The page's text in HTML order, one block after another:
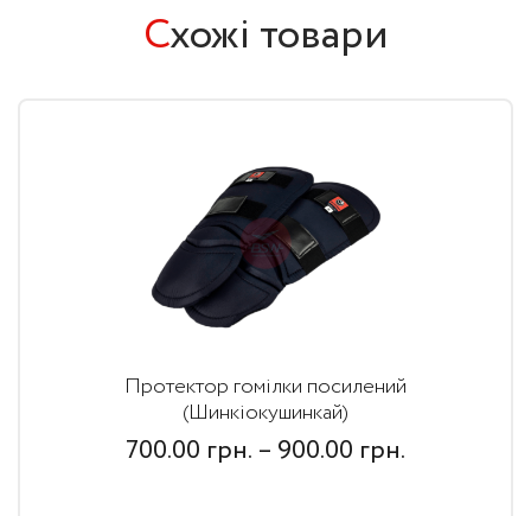
Схожі товари
Протектор гомілки посилений
(Шинкіокушинкай)
700.00 грн. – 900.00 грн.